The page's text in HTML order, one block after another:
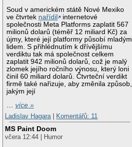
Soud v americkém státě Nové Mexiko
ve čtvrtek nařídil
internetové
společnosti Meta Platforms zaplatit 567
milionů dolarů (téměř 12 miliard Kč) za
újmy, které její platformy působí mladým
lidem. S přihlédnutím k dřívějšímu
verdiktu tak má společnost celkem
zaplatit 942 milionů dolarů, což je malý
zlomek jejího ročního výnosu, který loni
činil 60 miliard dolarů. Čtvrteční verdikt
firmě také nařizuje, aby změnila způsob,
jakým její
…více »
Ladislav Hagara
Komentářů: 11
MS Paint Doom
včera 12:44 | Humor